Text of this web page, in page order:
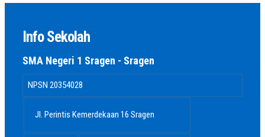
Info Sekolah
SMA Negeri 1 Sragen - Sragen
NPSN 20354028
Jl. Perintis Kemerdekaan 16 Sragen